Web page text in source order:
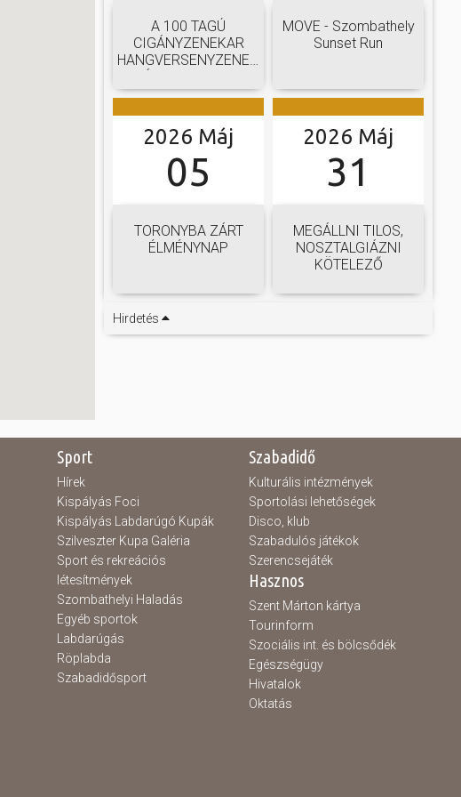
A 100 TAGÚ
CIGÁNYZENEKAR
HANGVERSENYZENEKARI
MOVE - Szombathely
Sunset Run
2026 Máj
05
TORONYBA ZÁRT
ÉLMÉNYNAP
2026 Máj
31
MEGÁLLNI TILOS,
NOSZTALGIÁZNI
KÖTELEZŐ
Hirdetés
Sport
Hírek
Kispályás Foci
Kispályás Labdarúgó Kupák
Szilveszter Kupa Galéria
Sport és rekreációs
létesítmények
Szombathelyi Haladás
Egyéb sportok
Labdarúgás
Röplabda
Szabadidősport
Szabadidő
Kulturális intézmények
Sportolási lehetőségek
Disco, klub
Szabadulós játékok
Szerencsejáték
Hasznos
Szent Márton kártya
Tourinform
Szociális int. és bölcsődék
Egészségügy
Hivatalok
Oktatás